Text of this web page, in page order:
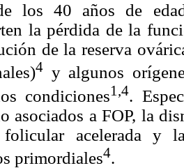
los 40 años de
la pérdida de la
de la reserva
4 y algunos
condiciones1,4.
asociados a FOP, la
folicular acelerada y
primordiales4.